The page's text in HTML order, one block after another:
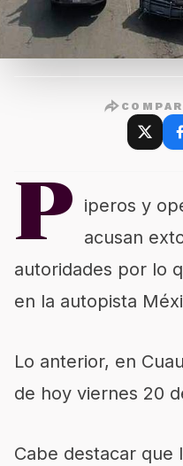
P iperos y
acusan
autoridades por lo
en la autopista
Lo anterior, en
de hoy viernes 20
Cabe destacar que